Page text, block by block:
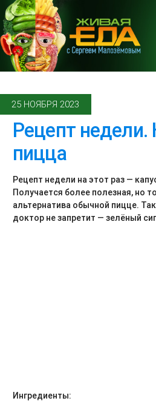
25 НОЯБРЯ 2023
Рецепт недели.
пицца
Рецепт недели на этот раз —
Получается более полезная, но
альтернатива обычной пицце.
доктор не запретит — зелёный
Ингредиенты: